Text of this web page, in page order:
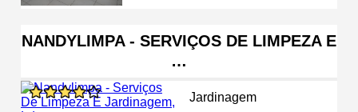
NANDYLIMPA - SERVIÇOS DE LIMPEZA E
…
Jardinagem